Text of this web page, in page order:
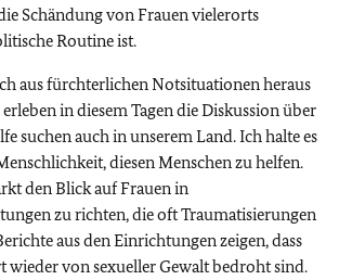
Schändung von Frauen vielerorts
Routine ist.
aus fürchterlichen Notsituationen heraus
in diesem Tagen die Diskussion über
suchen auch in unserem Land. Ich halte es
diesen Menschen zu helfen.
den Blick auf Frauen in
zu richten, die oft Traumatisierungen
aus den Einrichtungen zeigen, dass
wieder von sexueller Gewalt bedroht sind.